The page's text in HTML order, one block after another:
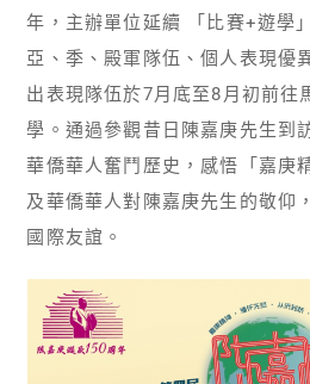
年，主辦單位延續 「比賽+遊學
亞、季、殿軍隊伍、個人表現優
出表現隊伍於7月底至8月初前往
學。通過參觀昔日陳嘉庚先生到
華僑華人奮鬥歷史，感悟「嘉庚
及華僑華人對陳嘉庚先生的敬仰
國際友誼。